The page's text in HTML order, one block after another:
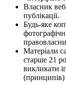
Власник
публікації.
Будь-яке
Матеріали
старше 21
викликати
(принципів)